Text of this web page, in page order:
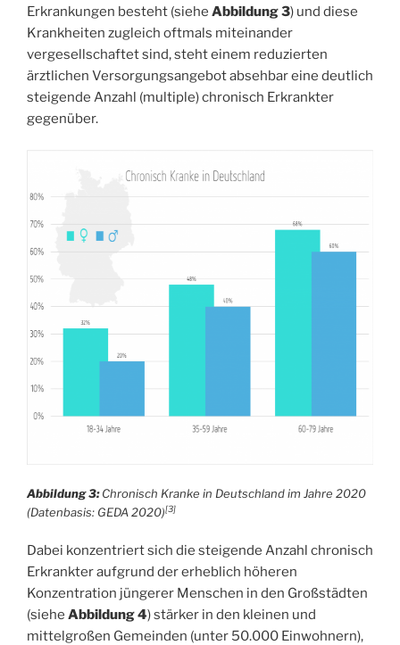
Erkrankungen besteht (siehe Abbildung 3) und diese
Krankheiten zugleich oftmals miteinander
vergesellschaftet sind, steht einem reduzierten
ärztlichen Versorgungsangebot absehbar eine deutlich
steigende Anzahl (multiple) chronisch Erkrankter
gegenüber.
Abbildung 3:Chronisch Kranke in Deutschland im Jahre 2020
(Datenbasis: GEDA 2020)[3]
Dabei konzentriert sich die steigende Anzahl chronisch
Erkrankter aufgrund der erheblich höheren
Konzentration jüngerer Menschen in den Großstädten
(siehe Abbildung 4) stärker in den kleinen und
mittelgroßen Gemeinden (unter 50.000 Einwohnern),